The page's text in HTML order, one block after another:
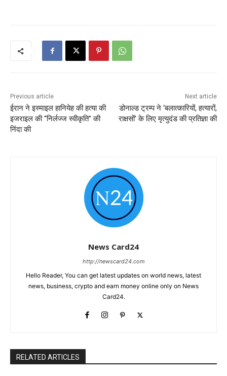
Previous article
ईरान ने इस्माइल हानियेह की हत्या की
इजराइल की “निर्लज्ज स्वीकृति” की
निंदा की
Next article
डोनाल्ड ट्रम्प ने ‘बलात्कारियों, हत्यारों,
राक्षसों’ के लिए मृत्युदंड की प्रतिज्ञा की
News Card24
http://newscard24.com
Hello Reader, You can get latest updates on world news, latest
news, business, crypto and earn money online only on News
Card24.
RELATED ARTICLES